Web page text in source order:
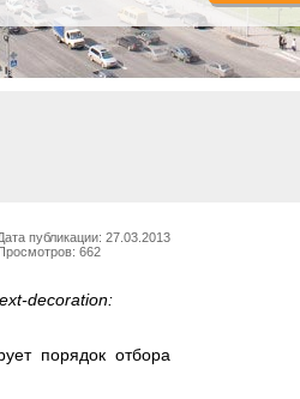
публикации: 27.03.2013
Просмотров: 662
decoration:
порядок отбора